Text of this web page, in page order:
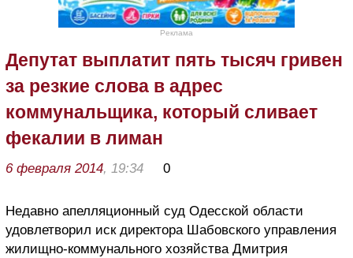
Реклама
Депутат выплатит пять тысяч гривен
за резкие слова в адрес
коммунальщика, который сливает
фекалии в лиман
6 февраля 2014, 19:34 0
Недавно апелляционный суд Одесской области
удовлетворил иск директора Шабовского управления
жилищно-коммунального хозяйства Дмитрия